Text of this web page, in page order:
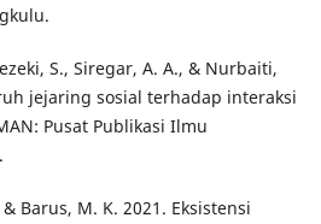
S., Siregar, A. A., & Nurbaiti,
jejaring sosial terhadap interaksi
Pusat Publikasi Ilmu
Barus, M. K. 2021. Eksistensi